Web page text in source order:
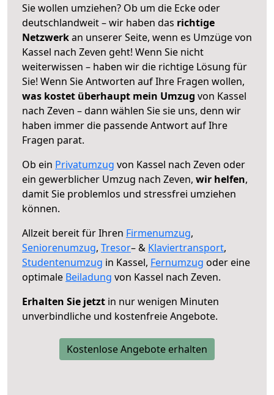
Sie wollen umziehen? Ob um die Ecke oder
deutschlandweit – wir haben das richtige
Netzwerkan unserer Seite, wenn es Umzüge von
Kassel nach Zeven geht! Wenn Sie nicht
weiterwissen – haben wir die richtige Lösung für
Sie! Wenn Sie Antworten auf Ihre Fragen wollen,
was kostet überhaupt mein Umzug von Kassel
nach Zeven – dann wählen Sie sie uns, denn wir
haben immer die passende Antwort auf Ihre
Fragen parat.
Ob ein Privatumzug von Kassel nach Zeven oder
ein gewerblicher Umzug nach Zeven, wir helfen,
damit Sie problemlos und stressfrei umziehen
können.
Allzeit bereit für Ihren Firmenumzug,
Seniorenumzug, Tresor– & Klaviertransport,
Studentenumzug in Kassel, Fernumzug oder eine
optimale Beiladung von Kassel nach Zeven.
Erhalten Sie jetzt in nur wenigen Minuten
unverbindliche und kostenfreie Angebote.
Kostenlose Angebote erhalten